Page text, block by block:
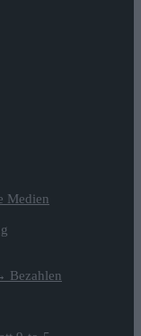
Medien
Bezahlen